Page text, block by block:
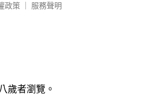
政策
服務聲明
歲者瀏覽。